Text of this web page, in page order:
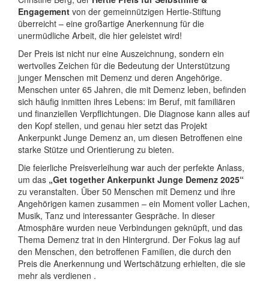
Engagement von der gemeinnützigen Hertie-Stiftung
überreicht – eine großartige Anerkennung für die
unermüdliche Arbeit, die hier geleistet wird!
Der Preis ist nicht nur eine Auszeichnung, sondern ein
wertvolles Zeichen für die Bedeutung der Unterstützung
junger Menschen mit Demenz und deren Angehörige.
Menschen unter 65 Jahren, die mit Demenz leben, befinden
sich häufig inmitten ihres Lebens: im Beruf, mit familiären
und finanziellen Verpflichtungen. Die Diagnose kann alles auf
den Kopf stellen, und genau hier setzt das Projekt
Ankerpunkt Junge Demenz an, um diesen Betroffenen eine
starke Stütze und Orientierung zu bieten.
Die feierliche Preisverleihung war auch der perfekte Anlass,
um das „Get together Ankerpunkt Junge Demenz 2025“
zu veranstalten. Über 50 Menschen mit Demenz und ihre
Angehörigen kamen zusammen – ein Moment voller Lachen,
Musik, Tanz und interessanter Gespräche. In dieser
Atmosphäre wurden neue Verbindungen geknüpft, und das
Thema Demenz trat in den Hintergrund. Der Fokus lag auf
den Menschen, den betroffenen Familien, die durch den
Preis die Anerkennung und Wertschätzung erhielten, die sie
mehr als verdienen .